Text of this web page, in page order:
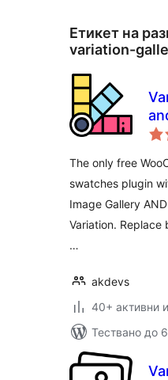
Етикет на
variation-
The only free
swatches plugin
Image Gallery
Variation.
…
akdevs
40+ активни
Тествано до